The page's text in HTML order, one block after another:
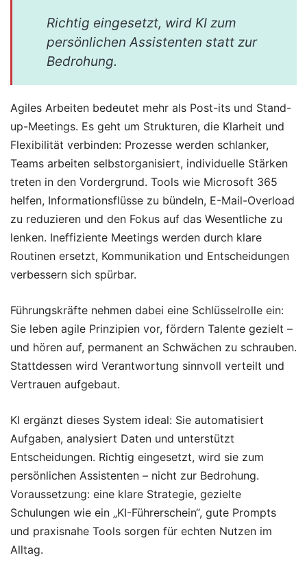
Richtig eingesetzt, wird KI zum
persönlichen Assistenten statt zur
Bedrohung.
Agiles Arbeiten bedeutet mehr als Post-its und Stand-
up-Meetings. Es geht um Strukturen, die Klarheit und
Flexibilität verbinden: Prozesse werden schlanker,
Teams arbeiten selbstorganisiert, individuelle Stärken
treten in den Vordergrund. Tools wie Microsoft 365
helfen, Informationsflüsse zu bündeln, E-Mail-Overload
zu reduzieren und den Fokus auf das Wesentliche zu
lenken. Ineffiziente Meetings werden durch klare
Routinen ersetzt, Kommunikation und Entscheidungen
verbessern sich spürbar.
Führungskräfte nehmen dabei eine Schlüsselrolle ein:
Sie leben agile Prinzipien vor, fördern Talente gezielt –
und hören auf, permanent an Schwächen zu schrauben.
Stattdessen wird Verantwortung sinnvoll verteilt und
Vertrauen aufgebaut.
KI ergänzt dieses System ideal: Sie automatisiert
Aufgaben, analysiert Daten und unterstützt
Entscheidungen. Richtig eingesetzt, wird sie zum
persönlichen Assistenten – nicht zur Bedrohung.
Voraussetzung: eine klare Strategie, gezielte
Schulungen wie ein „KI-Führerschein“, gute Prompts
und praxisnahe Tools sorgen für echten Nutzen im
Alltag.